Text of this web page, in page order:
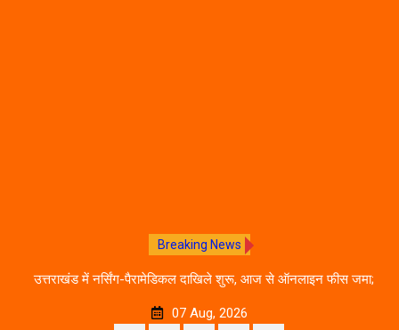
Breaking News
उत्तराखंड में नर्सिंग-पैरामेडिकल दाखिले शुरू, आज से ऑनलाइन फीस जमा;
07 Aug, 2026